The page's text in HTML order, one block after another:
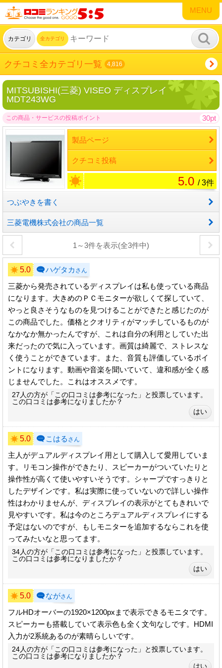
MENU
カテゴリ 全カテゴリ
クチコミ全カテゴリ一覧 4,816
MITSUBISHI(三菱) VISEO ディスプレイ
MDT243WG
この商品・サービスの投稿ポイント 30pt
製品ページ
クチコミ投稿
5.0 / 3件
つぶやきを書く
三菱電機株式会社の商品一覧
1～3件を表示(全3件中)
5.0 ハゲタカ さん
三菱から発売されているディスプレイは私も使っている商品
になります。大きめのＰＣモニターが欲しくて探していて、
やっと良さそうなものを見つけることができたと感じたのが
この商品でした。価格とクオリティがマッチしているものが
なかなか無かったんですが、これは自分の利用としていた出
来だったので気に入っています。画質は綺麗で、ストレスな
く使うことができています。また、音質も評価しているポイ
ントになります。動画や音楽を聞いていて、違和感が全く感
じませんでした。これはオススメです。
27人の方が「この口コミは参考になった」と投票しています。
この口コミは参考になりましたか？
5.0 こはる さん
主人がデュアルディスプレイ用として購入して愛用していま
す。リモコン操作ができたり、スピーカーがついていたりと
操作性が高くて使いやすいそうです。シャープですっきりと
したデザインです。私は実際に使っていないので詳しい操作
性はわかりませんが、ディスプレイの表示がとてもきれいで
見やすいです。私は今のところデュアルディスプレイにする
予定はないのですが、もしモニターを追加するならこれを使
ってみたいなと思ってます。
34人の方が「この口コミは参考になった」と投票しています。
この口コミは参考になりましたか？
5.0 ながさん
フルHDオーバーの1920×1200pxまで表示できるモニタです。
スピーカーも搭載していて表示色も全く文句なしです。HDMI
入力が2系統あるのが素晴らしいです。
24人の方が「この口コミは参考になった」と投票しています。
この口コミは参考になりましたか？